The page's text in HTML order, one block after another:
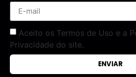
Aceito os Termos de Uso e a
Privacidade do site.
ENVIAR